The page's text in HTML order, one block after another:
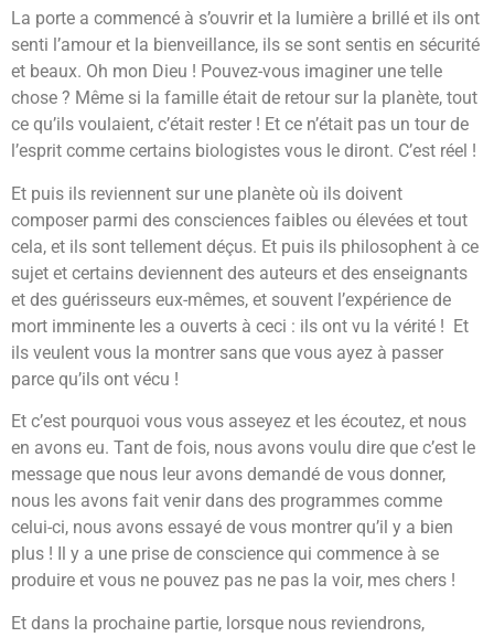
La porte a commencé à s’ouvrir et la lumière a brillé et ils ont
senti l’amour et la bienveillance, ils se sont sentis en sécurité
et beaux. Oh mon Dieu ! Pouvez-vous imaginer une telle
chose ? Même si la famille était de retour sur la planète, tout
ce qu’ils voulaient, c’était rester ! Et ce n’était pas un tour de
l’esprit comme certains biologistes vous le diront. C’est réel !
Et puis ils reviennent sur une planète où ils doivent
composer parmi des consciences faibles ou élevées et tout
cela, et ils sont tellement déçus. Et puis ils philosophent à ce
sujet et certains deviennent des auteurs et des enseignants
et des guérisseurs eux-mêmes, et souvent l’expérience de
mort imminente les a ouverts à ceci : ils ont vu la vérité ! Et
ils veulent vous la montrer sans que vous ayez à passer
parce qu’ils ont vécu !
Et c’est pourquoi vous vous asseyez et les écoutez, et nous
en avons eu. Tant de fois, nous avons voulu dire que c’est le
message que nous leur avons demandé de vous donner,
nous les avons fait venir dans des programmes comme
celui-ci, nous avons essayé de vous montrer qu’il y a bien
plus ! Il y a une prise de conscience qui commence à se
produire et vous ne pouvez pas ne pas la voir, mes chers !
Et dans la prochaine partie, lorsque nous reviendrons,